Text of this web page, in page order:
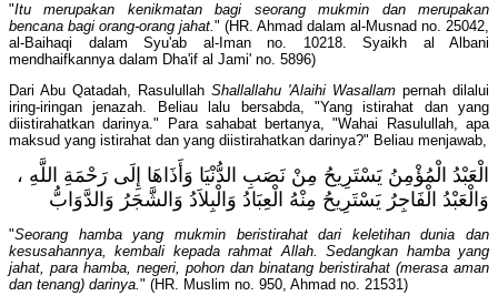
"Itu merupakan kenikmatan bagi seorang mukmin dan merupakan
bencana bagi orang-orang jahat." (HR. Ahmad dalam al-Musnad no. 25042,
al-Baihaqi dalam Syu'ab al-Iman no. 10218. Syaikh al Albani
mendhaifkannya dalam Dha'if al Jami' no. 5896)
Dari Abu Qatadah, Rasulullah Shallallahu 'Alaihi Wasallam pernah dilalui
iring-iringan jenazah. Beliau lalu bersabda, "Yang istirahat dan yang
diistirahatkan darinya." Para sahabat bertanya, "Wahai Rasulullah, apa
maksud yang istirahat dan yang diistirahatkan darinya?" Beliau menjawab,
الْعَبْدُ الْمُؤْمِنُ يَسْتَرِيحُ مِنْ نَصَبِ الدُّنْيَا وَأَذَاهَا إِلَى رَحْمَةِ اللَّهِ ،
وَالْعَبْدُ الْفَاجِرُ يَسْتَرِيحُ مِنْهُ الْعِبَادُ وَالْبِلاَدُ وَالشَّجَرُ وَالدَّوَابُّ
"Seorang hamba yang mukmin beristirahat dari keletihan dunia dan
kesusahannya, kembali kepada rahmat Allah. Sedangkan hamba yang
jahat, para hamba, negeri, pohon dan binatang beristirahat (merasa aman
dan tenang) darinya." (HR. Muslim no. 950, Ahmad no. 21531)